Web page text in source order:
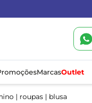
MarcasOutlet
| roupas | blusa